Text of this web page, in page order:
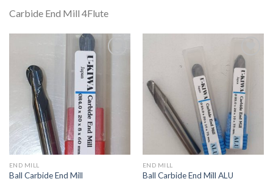
Carbide End Mill 4Flute
END MILL
Ball Carbide End Mill
END MILL
Ball Carbide End Mill ALU